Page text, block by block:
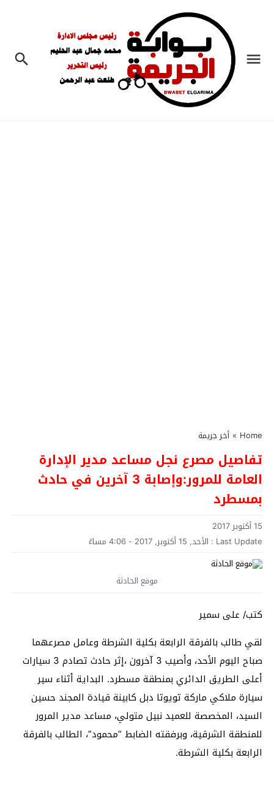
Home
» أخر جريمة
تفاصيل مصرع نجل مساعد مدير الإدارة
العامة للمرور:وإصابة 3 آخرين في حادث
بمسطرد
15 أكتوبر 2017
Last Update : الأحد, 15 أكتوبر, 2017 - 4:06 مساءً
موقع الحادثة
كتب/ على سمير
لقي طالب بالفرقة الرابعة بكلية الشرطة وعامل مصرعهما
صباح اليوم الأحد، وأصيب 3 آخرون ،إثر حادث تصادم 3 سيارات
أعلى الطريق الدائري بمنطقة مسطرد. البداية أثناء سير
سيارة ملاكي ماركة تويوتا دبل كابينة قيادة المجند حسين
السيد، المخصصة للعميد نبيل متولي، مساعد مدير المرور
للمنطقة الشرقية، وبرفقته الضابط “محمود”، الطالب بالفرقة
الرابعة بكلية الشرطة.